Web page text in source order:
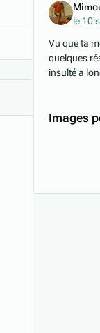
Au niveau
le 10
Vu que ta
quelques
insulté a
Images